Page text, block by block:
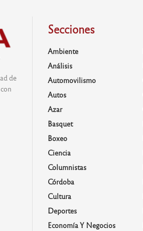
de
Secciones
Ambiente
Análisis
Automovilismo
Autos
Azar
Basquet
Boxeo
Ciencia
Columnistas
Córdoba
Cultura
Deportes
Economía Y Negocios